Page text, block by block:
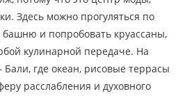
Здесь можно прогуляться по
башню и попробовать круассаны,
кулинарной передаче. На
где океан, рисовые террасы
расслабления и духовного